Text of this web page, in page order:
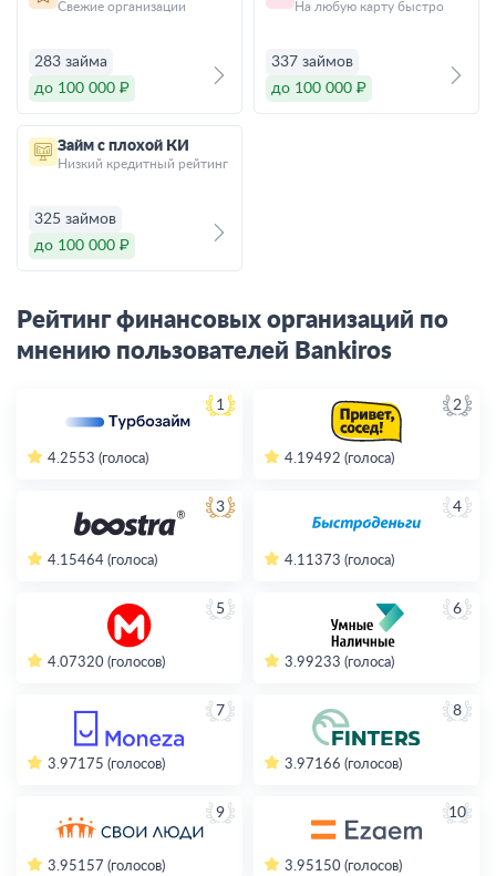
Свежие организации
283 займа
до 100 000 ₽
На любую карту быстро
337 займов
до 100 000 ₽
Займ с плохой КИ
Низкий кредитный рейтинг
325 займов
до 100 000 ₽
Рейтинг финансовых организаций по
мнению пользователей Bankiros
1
4.2553 (голоса)
2
4.19492 (голоса)
3
4.15464 (голоса)
4
4.11 373 (голоса)
5
4.07320 (голосов)
6
3.99233 (голоса)
7
3.97175 (голосов)
8
3.97166 (голосов)
9
3.95157 (голосов)
10
3.95150 (голосов)